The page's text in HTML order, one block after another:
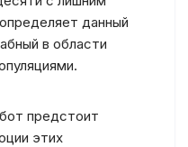
данный
в области
предстоит
этих